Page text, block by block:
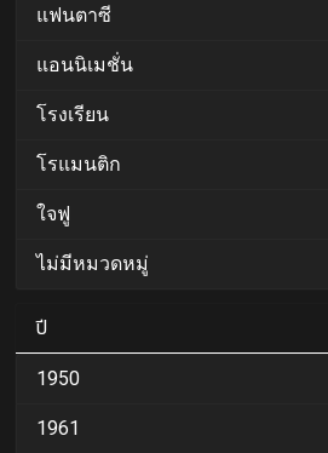
แฟนตาซี
แอนนิเมชั่น
โรงเรียน
โรแมนติก
ใจฟู
ไม่มีหมวดหมู่
ปี
1950
1961